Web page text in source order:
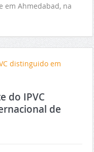
em Ahmedabad, na
do IPVC
de